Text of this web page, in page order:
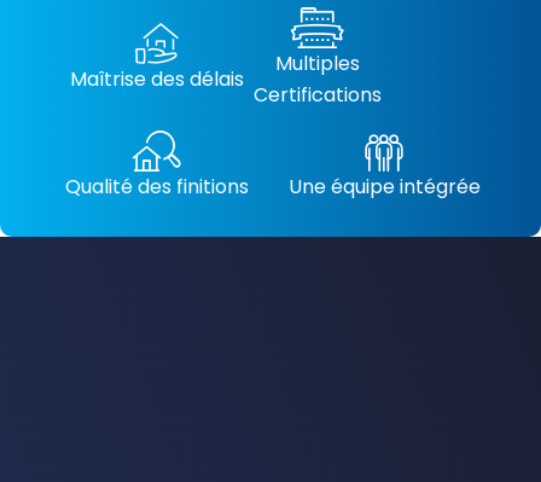
Maîtrise des délais
Multiples
Certifications
Qualité des finitions Une équipe intégrée